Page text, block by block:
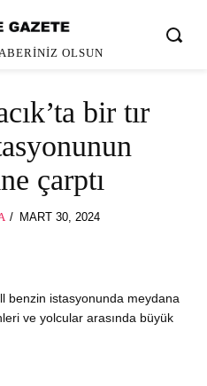
OLSUN
bir tır
çarptı
POSTED
MART 30, 2024MART
benzin istasyonunda meydana
ve yolcular arasında büyük